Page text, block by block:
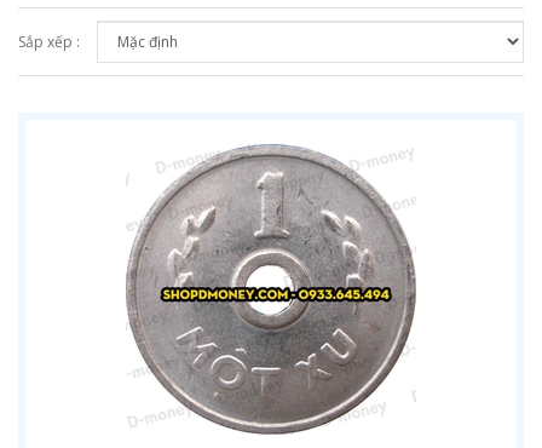
Sắp xếp :